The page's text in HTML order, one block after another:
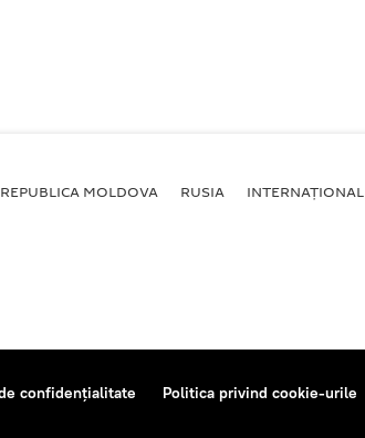
REPUBLICA MOLDOVA RUSIA INTERNAȚIONAL
confidențialitate Politica privind cookie-urile